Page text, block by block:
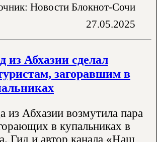
Новости Блокнот-Сочи
27.05.2025
из Абхазии сделал
загоравшим в
из Абхазии возмутила пара
в купальниках в
Гид и автор канала «Наш